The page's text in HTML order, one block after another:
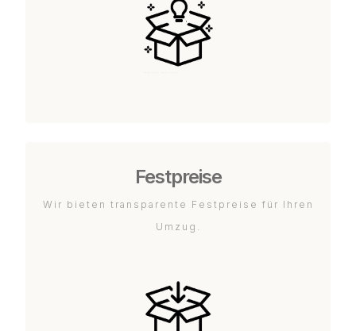
Festpreise
Wir bieten transparente Festpreise für Ihren
Umzug.